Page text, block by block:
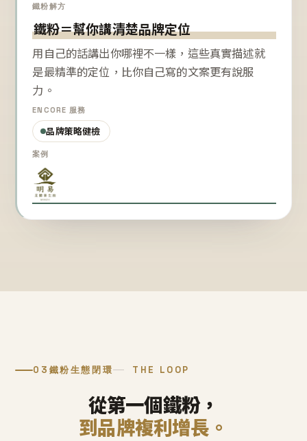
鐵粉解方
鐵粉＝幫你講清楚品牌定位
用自己的話講出你哪裡不一樣，這些真實描述就
是最精準的定位，比你自己寫的文案更有說服
力。
ENCORE 服務
品牌策略健檢
案例
03 鐵粉生態閉環 THE LOOP
從第一個鐵粉，
到品牌複利增長。